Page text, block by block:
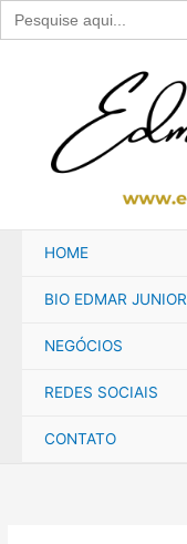
Search
for:
HOME
BIO EDMAR JUNIOR
NEGÓCIOS
REDES SOCIAIS
CONTATO